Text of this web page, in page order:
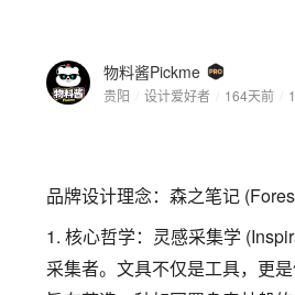
物料酱Pickme
贵阳 设计爱好者 164天前
品牌设计理念：森之笔记
1. 核心哲学：灵感采集学
采集者。文具不仅是工具，更是